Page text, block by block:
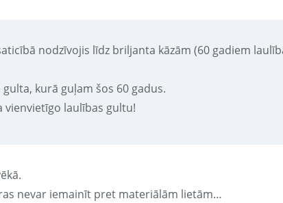
nodzīvojis līdz briljanta kāzām (60 gadiem
kurā guļam šos 60 gadus.
vienvietīgo laulības gultu!
nevar iemainīt pret materiālām lietām…